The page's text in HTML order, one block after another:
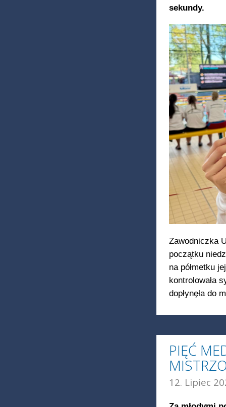
sekundy.
Zawodniczka
początku
na półmetku
kontrolowała
dopłynęła do
PIĘĆ
12. Lipiec